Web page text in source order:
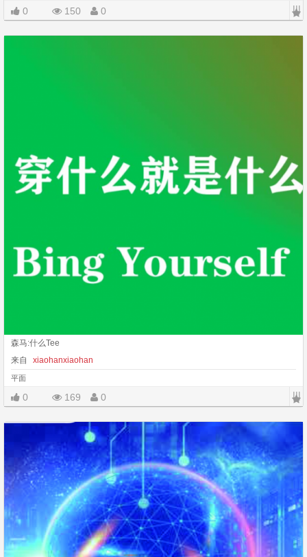
0 150 0 |||
森马:什么Tee
来自
xiaohanxiaohan
平面
0 169 0 |||